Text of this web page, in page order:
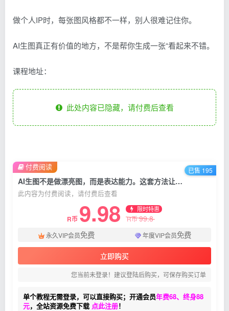
做个人IP时，每张图风格都不一样，别人很难记住你。
AI生图真正有价值的地方，不是帮你生成一张“看起来不错。
课程地址：
此处内容已隐藏，请付费后查看
AI生图不是做漂亮图，而是表达能力。这套方法让小白也能稳定出好图
此内容为付费阅读，请付费后查看
R币 9.98 限时特惠
R币99.8
永久VIP会员免费 年度VIP会员免费
立即购买
您当前未登录！建议登陆后购买，可保存购买订单
单个教程无需登录，可以直接购买；开通会员年费68、终身88
元，全站资源免费下载 点此注册！
付费阅读 已售 195